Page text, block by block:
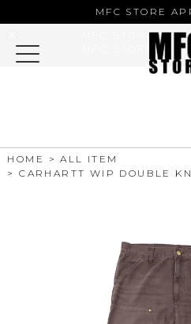
MFC STORE
HOME
ALL ITEM
CARHARTT WIP DOUBLE
MFC STORE
MFC STORE/
Google Play